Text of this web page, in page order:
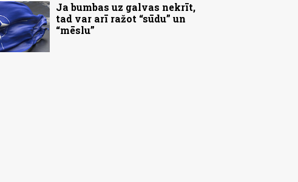
Ja bumbas uz galvas nekrīt,
tad var arī ražot “sūdu” un
“mēslu”